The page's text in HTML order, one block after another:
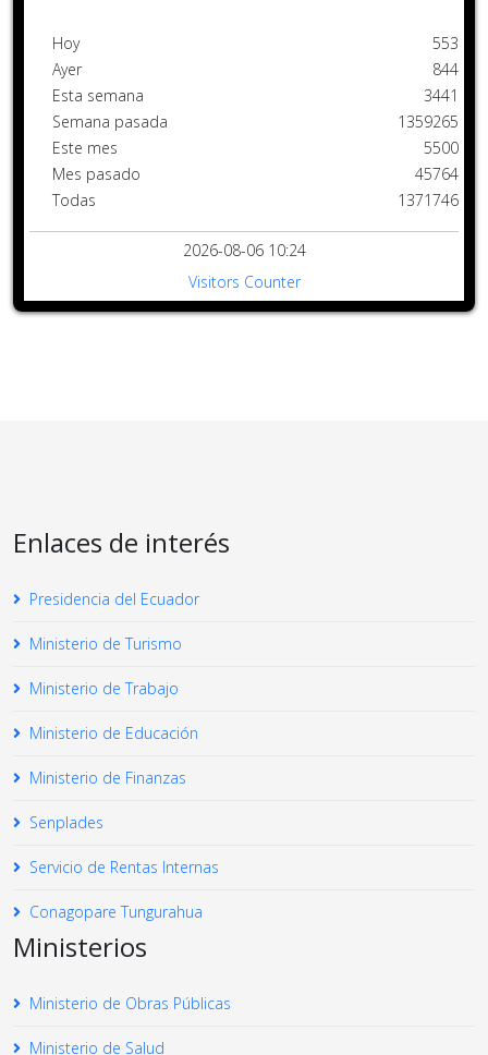
Hoy
Ayer
Esta semana
Semana pasada
Este mes
Mes pasado
Todas
553
844
3441
1359265
5500
45764
1371746
2026-08-06 10:24
Visitors Counter
Enlaces de interés
Presidencia del Ecuador
Ministerio de Turismo
Ministerio de Trabajo
Ministerio de Educación
Ministerio de Finanzas
Senplades
Servicio de Rentas Internas
Conagopare Tungurahua
Ministerios
Ministerio de Obras Públicas
Ministerio de Salud